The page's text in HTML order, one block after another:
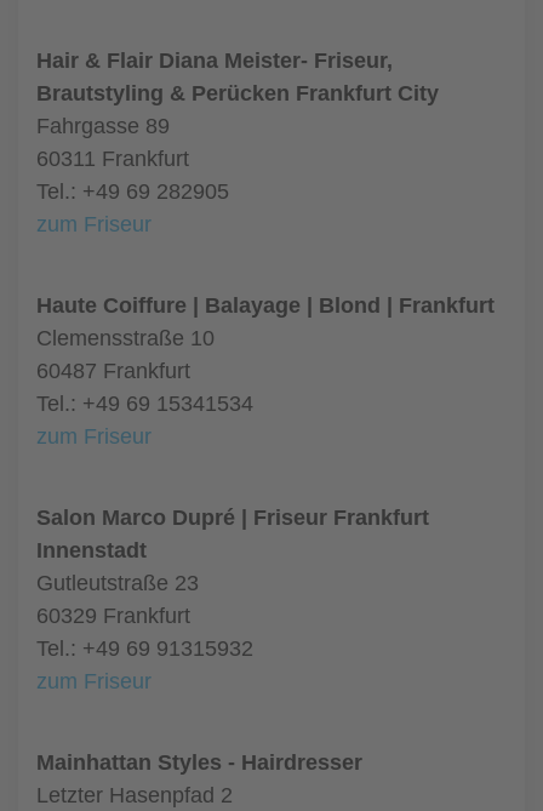
Hair & Flair Diana Meister- Friseur,
Brautstyling & Perücken Frankfurt City
Fahrgasse 89
60311 Frankfurt
Tel.: +49 69 282905
zum Friseur
Haute Coiffure | Balayage | Blond | Frankfurt
Clemensstraße 10
60487 Frankfurt
Tel.: +49 69 15341534
zum Friseur
Salon Marco Dupré | Friseur Frankfurt
Innenstadt
Gutleutstraße 23
60329 Frankfurt
Tel.: +49 69 91315932
zum Friseur
Mainhattan Styles - Hairdresser
Letzter Hasenpfad 2